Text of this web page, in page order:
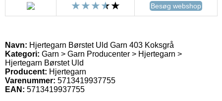
Besøg webshop
Navn: Hjertegarn Børstet Uld Garn 403 Koksgrå
Kategori: Garn > Garn Producenter > Hjertegarn >
Hjertegarn Børstet Uld
Producent: Hjertegarn
Varenummer: 5713419937755
EAN: 5713419937755